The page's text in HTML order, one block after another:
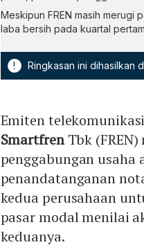
Meskipun FREN masih merugi
laba bersih pada kuartal
! Ringkasan ini dihasilkan
Emiten
SmartfrenTbk
penggabungan usaha
penandatanganan
kedua perusahaan
pasar modal menilai
keduanya.